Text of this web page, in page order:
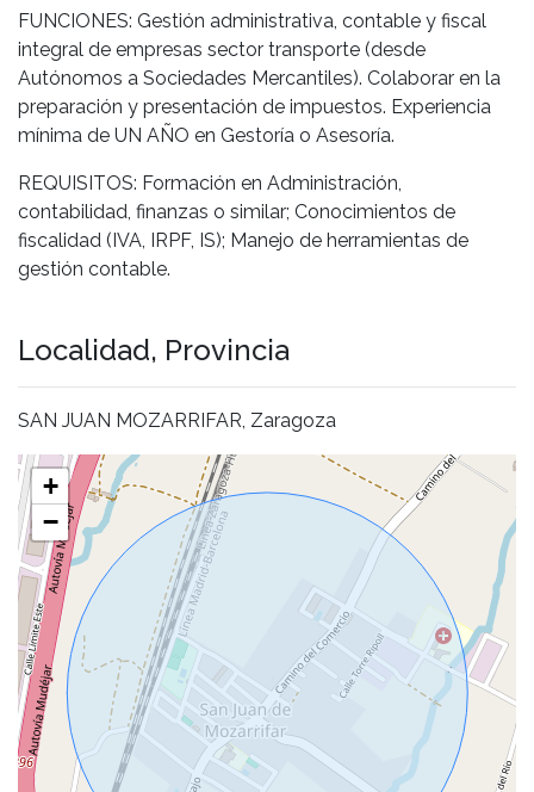
FUNCIONES: Gestión administrativa, contable y fiscal
integral de empresas sector transporte (desde
Autónomos a Sociedades Mercantiles). Colaborar en la
preparación y presentación de impuestos. Experiencia
mínima de UN AÑO en Gestoría o Asesoría.
REQUISITOS: Formación en Administración,
contabilidad, finanzas o similar; Conocimientos de
fiscalidad (IVA, IRPF, IS); Manejo de herramientas de
gestión contable.
Localidad, Provincia
SAN JUAN MOZARRIFAR, Zaragoza
+
−